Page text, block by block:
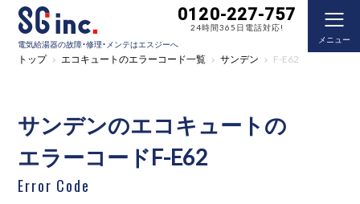
電気給湯器の故障・修理・メンテはエスジーへ
0120-227-757
24時間365日電話対応!
メニュー
トップ エコキュートのエラーコード一覧 サンデン F-E62
サンデンのエコキュートの
エラーコードF-E62
Error Code